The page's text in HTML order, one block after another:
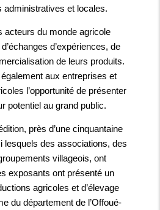
administratives et locales.
acteurs du monde agricole
d’expériences, de
de leurs produits.
aux entreprises et
l’opportunité de présenter
potentiel au grand public.
près d’une cinquantaine
lesquels des associations, des
villageois, ont
exposants ont présenté un
agricoles et d’élevage
du département de l’Offoué-